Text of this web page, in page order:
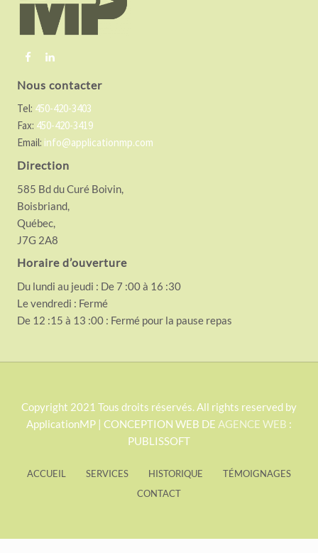
Nous contacter
Tel: 450-420-3403
Fax: 450-420-3419
Email: info@applicationmp.com
Direction
585 Bd du Curé Boivin,
Boisbriand,
Québec,
J7G 2A8
Horaire d’ouverture
Du lundi au jeudi : De 7 :00 à 16 :30
Le vendredi : Fermé
De 12 :15 à 13 :00 : Fermé pour la pause repas
S
o
Copyright 2021 Tous droits réservés. All rights reserved by
ApplicationMP | CONCEPTION WEB DE AGENCE WEB :
PUBLISSOFT
ACCUEIL SERVICES HISTORIQUE
TÉMOIGNAGES
CONTACT